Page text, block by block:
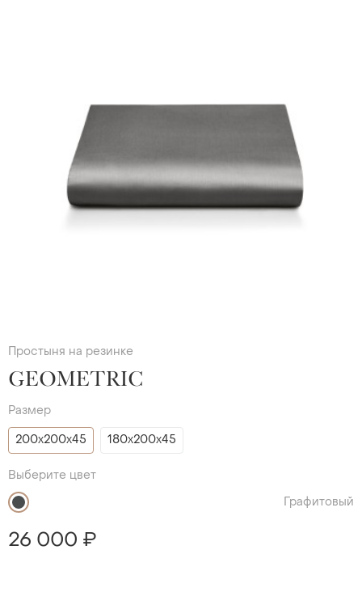
Простыня на резинке
GEOMETRIC
Размер
200х200х45 180х200х45
Выберите цвет
Графитовый
26 000 ₽